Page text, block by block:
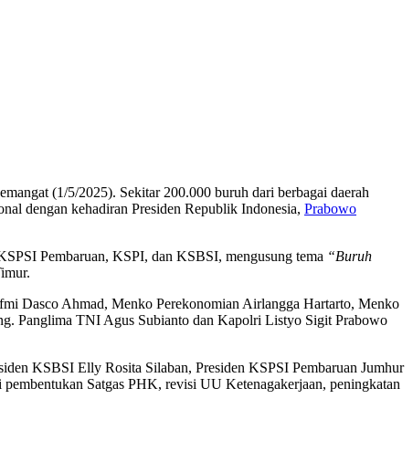
(1/5/2025). Sekitar 200.000 buruh dari berbagai daerah
dengan kehadiran Presiden Republik Indonesia, Prabowo
Pembaruan, KSPI, dan KSBSI, mengusung tema “Buruh
Dasco Ahmad, Menko Perekonomian Airlangga Hartarto, Menko
Panglima TNI Agus Subianto dan Kapolri Listyo Sigit Prabowo
KSBSI Elly Rosita Silaban, Presiden KSPSI Pembaruan Jumhur
Satgas PHK, revisi UU Ketenagakerjaan, peningkatan